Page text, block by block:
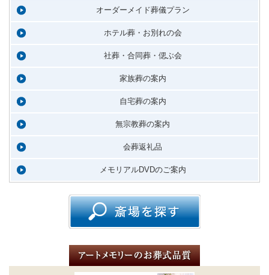
オーダーメイド葬儀プラン
ホテル葬・お別れの会
社葬・合同葬・偲ぶ会
家族葬の案内
自宅葬の案内
無宗教葬の案内
会葬返礼品
メモリアルDVDのご案内